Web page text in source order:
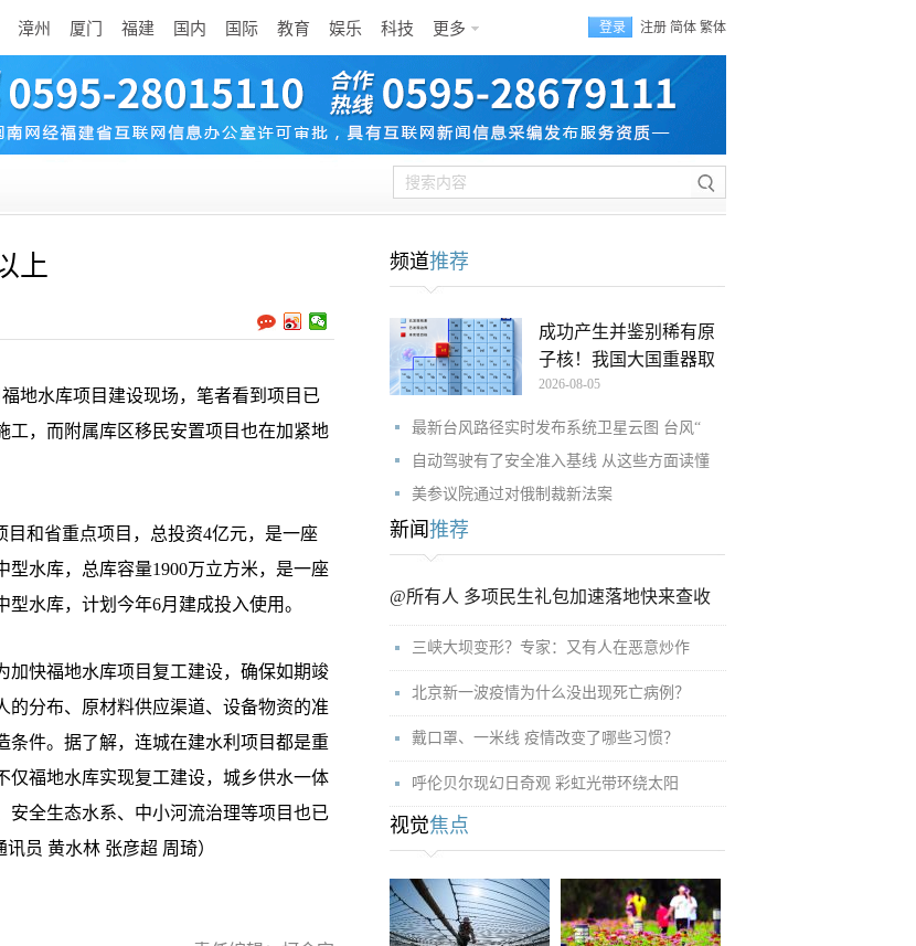
漳州 厦门 福建 国内 国际 教育 娱乐 科技 更多 登录 注册 简体 繁体
上
水库项目建设现场，笔者看到项目已
工，而附属库区移民安置项目也在加紧地
和省重点项目，总投资4亿元，是一座
水库，总库容量1900万立方米，是一座
水库，计划今年6月建成投入使用。
快福地水库项目复工建设，确保如期竣
的分布、原材料供应渠道、设备物资的准
条件。据了解，连城在建水利项目都是重
仅福地水库实现复工建设，城乡供水一体
安全生态水系、中小河流治理等项目也已
员 黄水林 张彦超 周琦）
频道推荐
成功产生并鉴别稀有原
子核！我国大国重器取
2026-08-05
最新台风路径实时发布系统卫星云图 台风“
自动驾驶有了安全准入基线 从这些方面读懂
美参议院通过对俄制裁新法案
新闻 推荐
@所有人 多项民生礼包加速落地快来查收
三峡大坝变形？专家：又有人在恶意炒作
北京新一波疫情为什么没出现死亡病例？
戴口罩、一米线 疫情改变了哪些习惯？
呼伦贝尔现幻日奇观 彩虹光带环绕太阳
视觉焦点